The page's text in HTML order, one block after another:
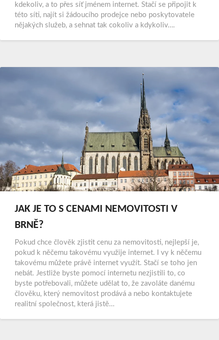
kdekoliv, a to přes síť jménem internet. Stačí se připojit k
této síti, najít si žádoucího prodejce nebo poskytovatele
nějakých služeb, a sehnat tak cokoliv a kdykoliv….
JAK JE TO S CENAMI NEMOVITOSTI V
BRNĚ?
Pokud chce člověk zjistit cenu za nemovitosti, nejlepší je,
pokud k něčemu takovému využije internet. I vy k něčemu
takovému můžete právě internet využít. Stačí se toho jen
nebát. Jestliže byste pomocí internetu nezjistili to, co
byste potřebovali, můžete udělat to, že zavoláte danému
člověku, který nemovitost prodává a nebo kontaktujete
realitní společnost, která jistě…